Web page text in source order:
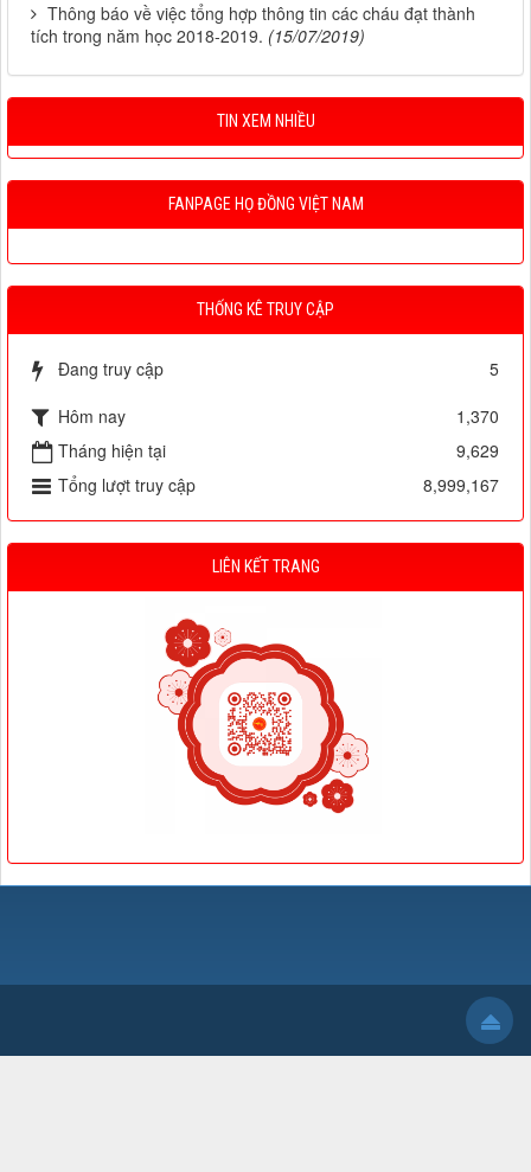
Thông báo về việc tổng hợp thông tin các cháu đạt thành
tích trong năm học 2018-2019. (15/07/2019)
TIN XEM NHIỀU
FANPAGE HỌ ĐỒNG VIỆT NAM
THỐNG KÊ TRUY CẬP
Đang truy cập
5
Hôm nay
1,370
Tháng hiện tại
9,629
Tổng lượt truy cập
8,999,167
LIÊN KẾT TRANG